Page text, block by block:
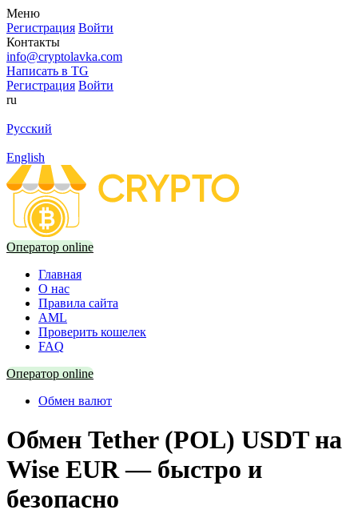
Меню
Регистрация Войти
Контакты
info@cryptolavka.com
Написать в TG
Регистрация Войти
ru
Русский
English
Оператор online
Главная
О нас
Правила сайта
AML
Проверить кошелек
FAQ
Оператор online
Обмен валют
Обмен Tether (POL) USDT на
Wise EUR — быстро и
безопасно